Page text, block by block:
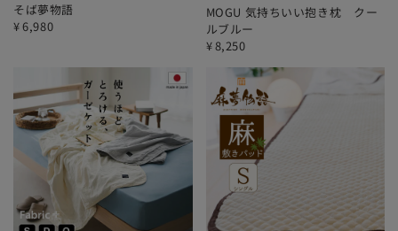
そば夢物語
¥6,980
MOGU 気持ちいい抱き枕 クー
ルブルー
¥8,250